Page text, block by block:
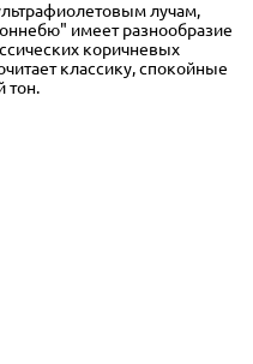
лучам,
имеет разнообразие
коричневых
классику, спокойные
тон.